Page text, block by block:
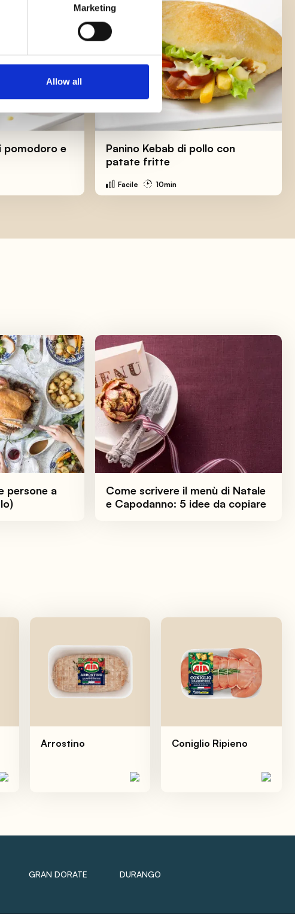
Marketing
Allow all
pomodoro e
Panino Kebab di pollo con
patate fritte
Facile 10min
persone a
Come scrivere il menù di Natale
e Capodanno: 5 idee da copiare
Arrostino Coniglio Ripieno
GRAN DORATE DURANGO